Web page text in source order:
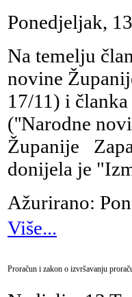
Ponedjeljak,
Na temelju
novine
17/11) i
(''Narodne
Županije
donijela je
Ažurirano:
Više...
Proračun i zakon o izvršavanju